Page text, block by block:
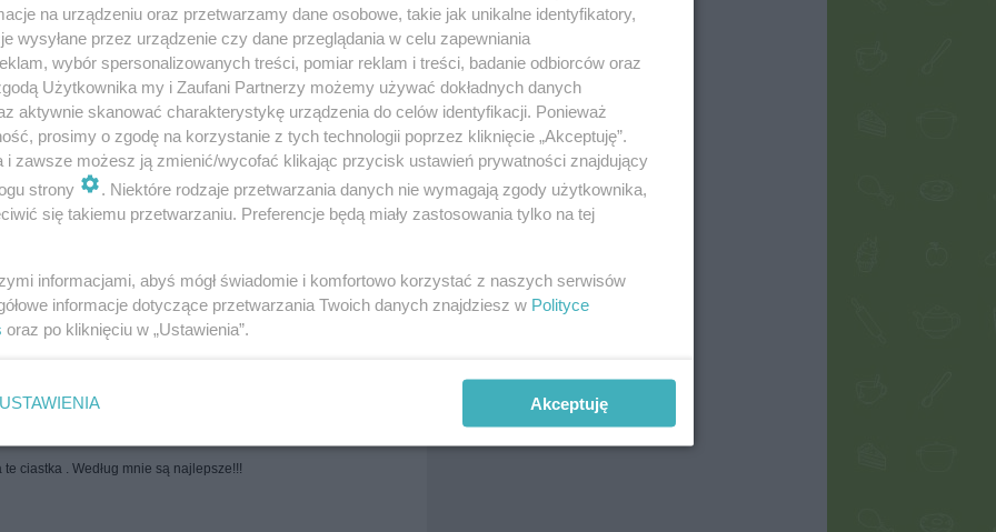
Ciasteczka zbożowe
owsiane więcej tagów
Zobacz wszystkie komentarze (89)
ciastka . Według mnie są najlepsze!!!
na urządzeniu oraz przetwarzamy dane osobowe, takie jak unikalne identyfikatory,
wysyłane przez urządzenie czy dane przeglądania w celu zapewniania
wybór spersonalizowanych treści, pomiar reklam i treści, badanie odbiorców oraz
Użytkownika my i Zaufani Partnerzy możemy używać dokładnych danych
aktywnie skanować charakterystykę urządzenia do celów identyfikacji. Ponieważ
prosimy o zgodę na korzystanie z tych technologii poprzez kliknięcie „Akceptuję”.
i zawsze możesz ją zmienić/wycofać klikając przycisk ustawień prywatności znajdujący
strony
. Niektóre rodzaje przetwarzania danych nie wymagają zgody użytkownika,
się takiemu przetwarzaniu. Preferencje będą miały zastosowania tylko na tej
informacjami, abyś mógł świadomie i komfortowo korzystać z naszych serwisów
informacje dotyczące przetwarzania Twoich danych znajdziesz w Polityce
oraz po kliknięciu w „Ustawienia”.
USTAWIENIA Akceptuję